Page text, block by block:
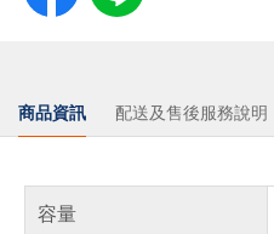
商品資訊 配送及售後服務說明
容量